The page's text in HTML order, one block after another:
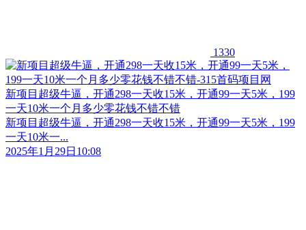
1330
新项目超级牛逼，开通298一天收15米，开通99一天5米，199
一天10米一个月多少零花钱不错不错
新项目超级牛逼，开通298一天收15米，开通99一天5米，199
一天10米一...
2025年1月29日10:08